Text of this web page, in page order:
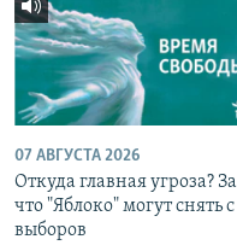
07 АВГУСТА 2026
Откуда главная угроза? За
что "Яблоко" могут снять с
выборов